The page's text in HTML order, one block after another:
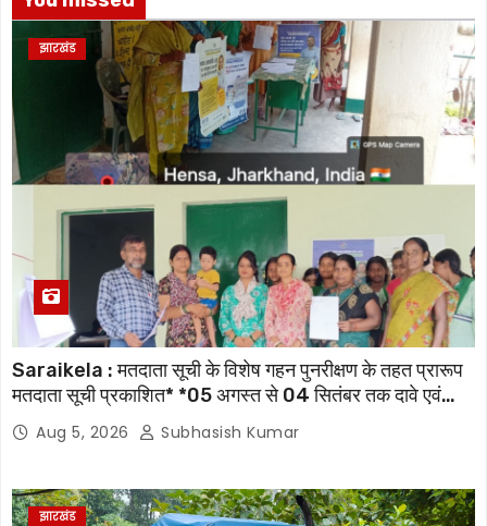
झारखंड
Saraikela : मतदाता सूची के विशेष गहन पुनरीक्षण के तहत प्रारूप
मतदाता सूची प्रकाशित* *05 अगस्त से 04 सितंबर तक दावे एवं
आपत्तियां होंगी स्वीकार, 07 अक्टूबर को जारी होगी अंतिम मतदाता सूची
Aug 5, 2026 Subhasish Kumar
झारखंड